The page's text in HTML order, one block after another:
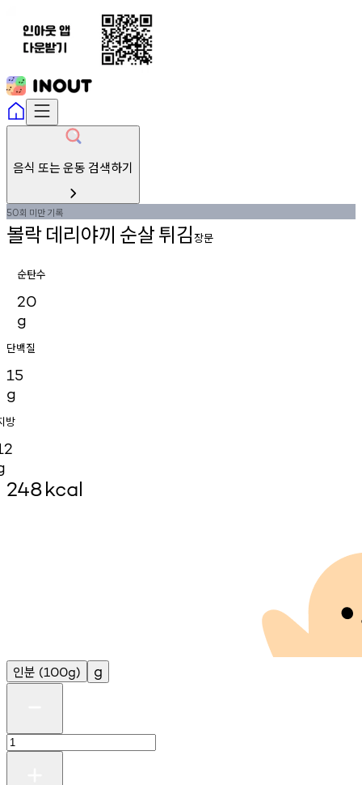
음식 또는 운동 검색하기
50회 미만기록
볼락데리야끼 순살튀김장문
순탄수
20
g
단백질
15
g
방
248kcal
인분 (100g) g